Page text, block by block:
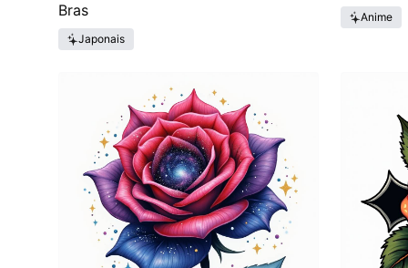
Bras
Japonais
Anime